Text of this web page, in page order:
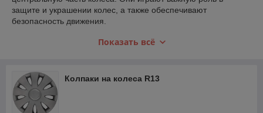
защите и украшении колес, а также обеспечивают
безопасность движения.
колпаки защищают колеса от механических
повреждений, грязи и других загрязнений
внешний вид и являются элементом стиля автомобиля
колпаки могут обеспечить дополнительную
безопасность движения за счет улучшения
Показать всё
Колпаки на колеса R13